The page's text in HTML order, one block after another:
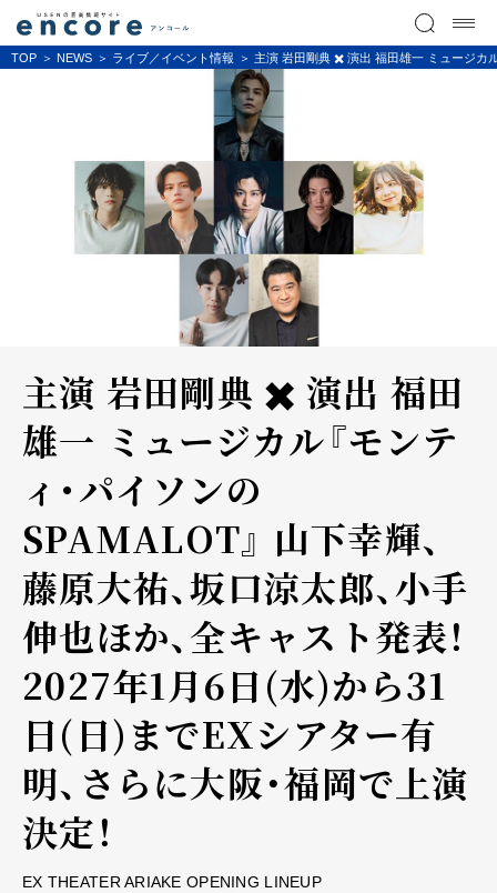
TOP NEWS ライブ／イベント情報 主演 岩田剛典 ✖️ 演出 福田雄一 ミュージカ
主演 岩田剛典 ✖️ 演出 福田
雄一 ミュージカル『モンテ
ィ･パイソンの
SPAMALOT』 山下幸輝、
藤原大祐、坂口涼太郎、小手
伸也ほか、全キャスト発表！
2027年1月6日(水)から31
日(日)までEXシアター有
明、さらに大阪・福岡で上演
決定！
EX THEATER ARIAKE OPENING LINEUP